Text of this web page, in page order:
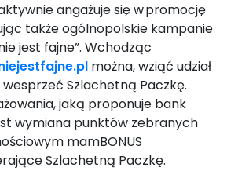
angażuje się w promocję
także ogólnopolskie kampanie
jest fajne”. Wchodząc
można, wziąć udział
wesprzeć Szlachetną Paczkę.
jaką proponuje bank
wymiana punktów zebranych
mamBONUS
Szlachetną Paczkę.